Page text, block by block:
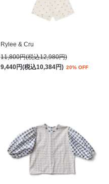
Rylee & Cru
11,800円(税込12,980円)
9,440円(税込10,384円) 20% OFF